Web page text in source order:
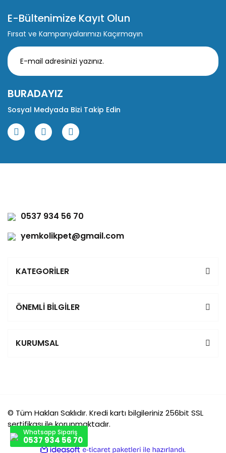
E-Bültenimize Kayıt Olun
Fırsat ve Kampanyalarımızı Kaçırmayın
BURADAYIZ
Sosyal Medyada Bizi Takip Edin
0537 934 56 70
yemkolikpet@gmail.com
KATEGORİLER
ÖNEMLİ BİLGİLER
KURUMSAL
© Tüm Hakları Saklıdır. Kredi kartı bilgileriniz 256bit SSL
sertifikası ile korunmaktadır.
Whatsapp Sipariş
0537 934 56 70
ideasoft e-